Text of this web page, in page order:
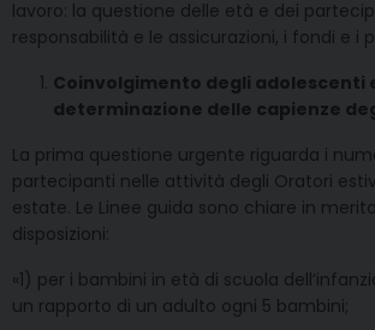
lavoro: la questione delle età e dei
responsabilità e le assicurazioni, i fondi e i
Coinvolgimento degli adolescenti
determinazione delle capienze
La prima questione urgente riguarda i
partecipanti nelle attività degli Oratori
estate. Le Linee guida sono chiare in
disposizioni:
«1) per i bambini in età di scuola
un rapporto di un adulto ogni 5 bambini;